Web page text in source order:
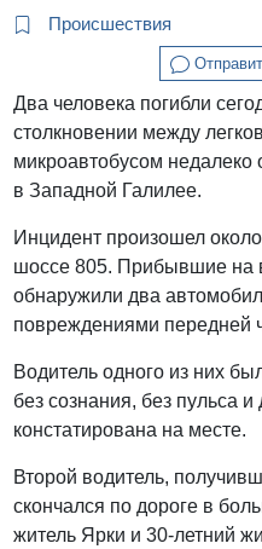
Происшествия
Два человека погибли
столкновении между
микроавтобусом недалеко
в Западной Галилее.
Инцидент произошел
шоссе 805. Прибывшие
обнаружили два
повреждениями передней
Водитель одного из них
без сознания, без пульса
констатирована на месте.
Второй водитель,
скончался по дороге в
житель Ярки и 30-летний